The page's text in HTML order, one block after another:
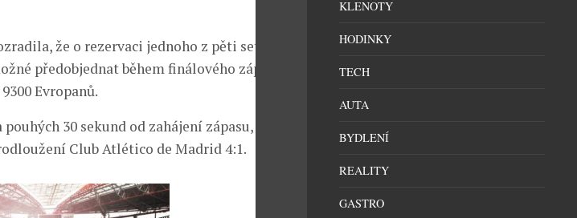
že o rezervaci jednoho z pěti set
předobjednat během finálového zápasu
Evropanů.
30 sekund od zahájení zápasu, ve
Club Atlético de Madrid 4:1.
KLENOTY
HODINKY
TECH
AUTA
BYDLENÍ
REALITY
GASTRO